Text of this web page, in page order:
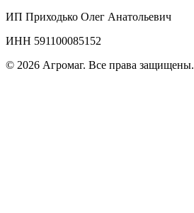
ИП Приходько Олег Анатольевич
ИНН 591100085152
© 2026 Агромаг. Все права защищены.